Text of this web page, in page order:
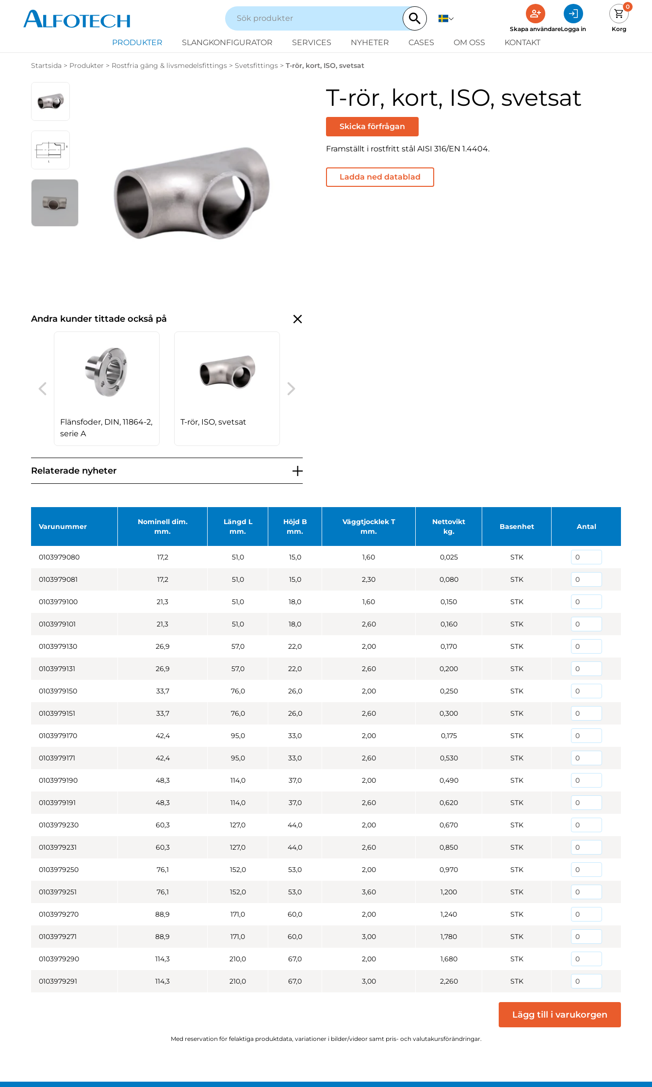
Skapa användareLogga in
0
Korg
PRODUKTER SLANGKONFIGURATOR SERVICES NYHETER CASES OM OSS KONTAKT
Startsida > Produkter > Rostfria gäng & livsmedelsfittings > Svetsfittings > T-rör, kort, ISO, svetsat
Andra kunder tittade också på
Flänsfoder, DIN, 11864-2,
serie A
T-rör, ISO, svetsat
Relaterade nyheter
T-rör, kort, ISO, svetsat
Skicka förfrågan
Framställt i rostfritt stål AISI 316/EN 1.4404.
Ladda ned datablad
Varunummer
Nominell dim.
mm.
Längd L
mm.
Höjd B
mm.
Väggtjocklek T
mm.
Nettovikt
kg.
Basenhet Antal
0103979080 17,2 51,0 15,0 1,60 0,025 STK
0103979081 17,2 51,0 15,0 2,30 0,080 STK
0103979100 21,3 51,0 18,0 1,60 0,150 STK
0103979101 21,3 51,0 18,0 2,60 0,160 STK
0103979130 26,9 57,0 22,0 2,00 0,170 STK
0103979131 26,9 57,0 22,0 2,60 0,200 STK
0103979150 33,7 76,0 26,0 2,00 0,250 STK
0103979151 33,7 76,0 26,0 2,60 0,300 STK
0103979170 42,4 95,0 33,0 2,00 0,175 STK
0103979171 42,4 95,0 33,0 2,60 0,530 STK
0103979190 48,3 114,0 37,0 2,00 0,490 STK
0103979191 48,3 114,0 37,0 2,60 0,620 STK
0103979230 60,3 127,0 44,0 2,00 0,670 STK
0103979231 60,3 127,0 44,0 2,60 0,850 STK
0103979250 76,1 152,0 53,0 2,00 0,970 STK
0103979251 76,1 152,0 53,0 3,60 1,200 STK
0103979270 88,9 171,0 60,0 2,00 1,240 STK
0103979271 88,9 171,0 60,0 3,00 1,780 STK
0103979290 114,3 210,0 67,0 2,00 1,680 STK
0103979291 114,3 210,0 67,0 3,00 2,260 STK
Lägg till i varukorgen
Med reservation för felaktiga produktdata, variationer i bilder/videor samt pris- och valutakursförändringar.